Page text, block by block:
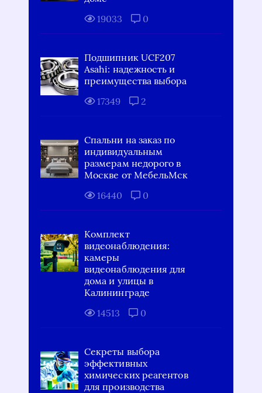
19033
0
Подшипник UCF207
Asahi: надежность и
преимущества выбора
17349
2
Спальни на заказ по
индивидуальным
размерам недорого в
Москве от МебельМск
16440
0
Комплект
видеонаблюдения:
камеры
видеонаблюдения для
дома и улицы в
Калининграде
14513
0
Секреты выбора
эффективных
химических реагентов
для производства